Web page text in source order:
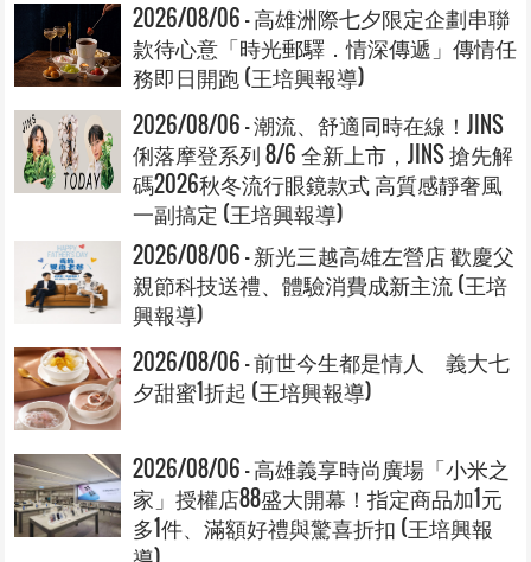
2026/08/06 - 高雄洲際七夕限定企劃串聯
款待心意「時光郵驛．情深傳遞」傳情任
務即日開跑 (王培興報導)
2026/08/06 - 潮流、舒適同時在線！JINS
俐落摩登系列 8/6 全新上市，JINS 搶先解
碼2026秋冬流行眼鏡款式 高質感靜奢風
一副搞定 (王培興報導)
2026/08/06 - 新光三越高雄左營店 歡慶父
親節科技送禮、體驗消費成新主流 (王培
興報導)
2026/08/06 - 前世今生都是情人 義大七
夕甜蜜1折起 (王培興報導)
2026/08/06 - 高雄義享時尚廣場「小米之
家」授權店88盛大開幕！指定商品加1元
多1件、滿額好禮與驚喜折扣 (王培興報